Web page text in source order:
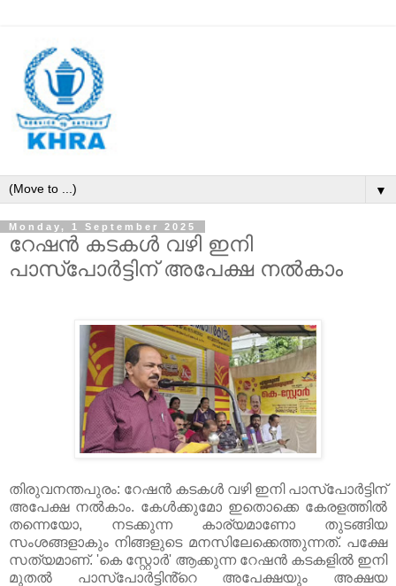
▼
Monday, 1 September 2025
റേഷൻ കടകൾ വഴി ഇനി
പാസ്പോർട്ടിന് അപേക്ഷ നൽകാം
തിരുവനന്തപുരം: റേഷൻ കടകൾ വഴി ഇനി പാസ്പോർട്ടിന്
അപേക്ഷ നൽകാം. കേൾക്കുമോ ഇതൊക്കെ കേരളത്തിൽ
തന്നെയോ, നടക്കുന്ന കാര്യമാണോ തുടങ്ങിയ
സംശങ്ങളാകും നിങ്ങളുടെ മനസിലേക്കെത്തുന്നത്. പക്ഷേ
സത്യമാണ്. 'കെ സ്റ്റോർ' ആക്കുന്ന റേഷൻ കടകളിൽ ഇനി
മുതൽ പാസ്പോർട്ടിൻ്റെ അപേക്ഷയും അക്ഷയ